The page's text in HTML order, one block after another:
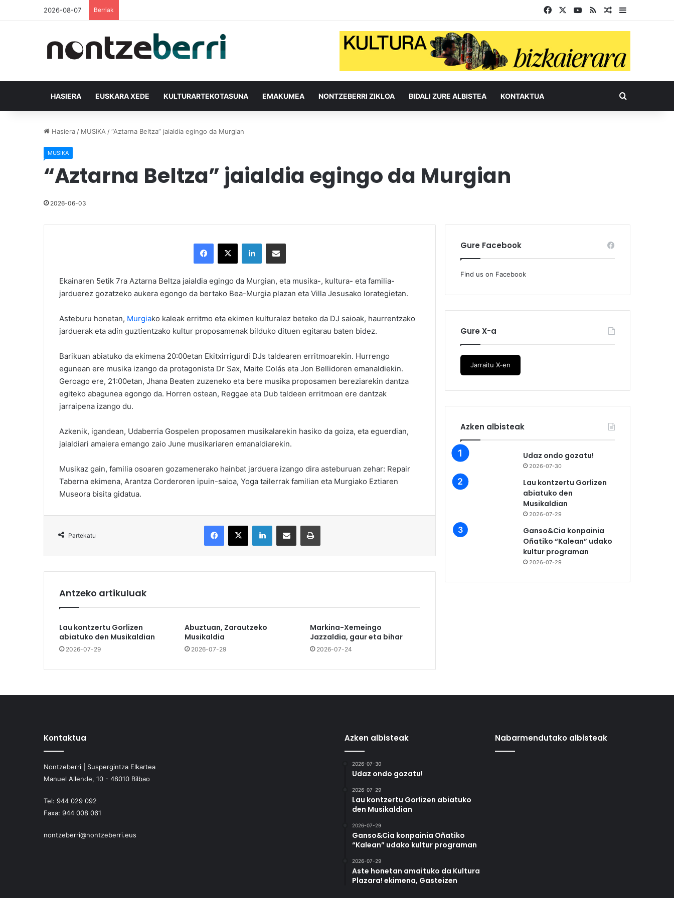
2026-08-07 Berriak Facebook YouTube
RSS Ausazko
HASIERA EUSKARA XEDE KULTURARTEKOTASUNA EMAKUMEA NONTZEBERRI ZIKLOA BIDALI ZURE ALBISTEA KONTAKTUA Bilatu
Hasiera / MUSIKA /“Aztarna Beltza” jaialdia egingo da Murgian
MUSIKA
“Aztarna Beltza” jaialdia egingo da Murgian
2026-06-03
Ekainaren 5etik 7ra Aztarna Beltza jaialdia egingo da Murgian, eta musika-, kultura- eta familia-
jarduerez gozatzeko aukera egongo da bertako Bea-Murgia plazan eta Villa Jesusako lorategietan.
Asteburu honetan, Murgiako kaleak erritmo eta ekimen kulturalez beteko da DJ saioak, haurrentzako
jarduerak eta adin guztientzako kultur proposamenak bilduko dituen egitarau baten bidez.
Barikuan abiatuko da ekimena 20:00etan Ekitxirrigurdi DJs taldearen erritmoarekin. Hurrengo
egunean ere musika izango da protagonista Dr Sax, Maite Colás eta Jon Bellidoren emanaldiekin.
Geroago ere, 21:00etan, Jhana Beaten zuzeneko eta bere musika proposamen bereziarekin dantza
egiteko abagunea egongo da. Horren ostean, Reggae eta Dub taldeen erritmoan ere dantzak
jarraipena izango du.
Azkenik, igandean, Udaberria Gospelen proposamen musikalarekin hasiko da goiza, eta eguerdian,
jaialdiari amaiera emango zaio June musikariaren emanaldiarekin.
Musikaz gain, familia osoaren gozamenerako hainbat jarduera izango dira asteburuan zehar: Repair
Taberna ekimena, Arantza Corderoren ipuin-saioa, Yoga tailerrak familian eta Murgiako Eztiaren
Museora bisita gidatua.
Partekatu
Antzeko artikuluak
Lau kontzertu Gorlizen
abiatuko den Musikaldian
2026-07-29
Abuztuan, Zarautzeko
Musikaldia
2026-07-29
Markina-Xemeingo
Jazzaldia, gaur eta bihar
2026-07-24
Gure Facebook
Find us on Facebook
Gure X-a
Jarraitu X-en
Azken albisteak
Udaz ondo gozatu!
2026-07-30
Lau kontzertu Gorlizen
abiatuko den
Musikaldian
2026-07-29
Ganso&Cia konpainia
Oñatiko “Kalean” udako
kultur programan
2026-07-29
Kontaktua
Nontzeberri | Suspergintza Elkartea
Manuel Allende, 10 - 48010 Bilbao
Tel: 944 029 092
Faxa: 944 008 061
nontzeberri@nontzeberri.eus
Azken albisteak
2026-07-30
Udaz ondo gozatu!
2026-07-29
Lau kontzertu Gorlizen abiatuko
den Musikaldian
2026-07-29
Ganso&Cia konpainia Oñatiko
“Kalean” udako kultur programan
2026-07-29
Aste honetan amaituko da Kultura
Plazara! ekimena, Gasteizen
Nabarmendutako albisteak